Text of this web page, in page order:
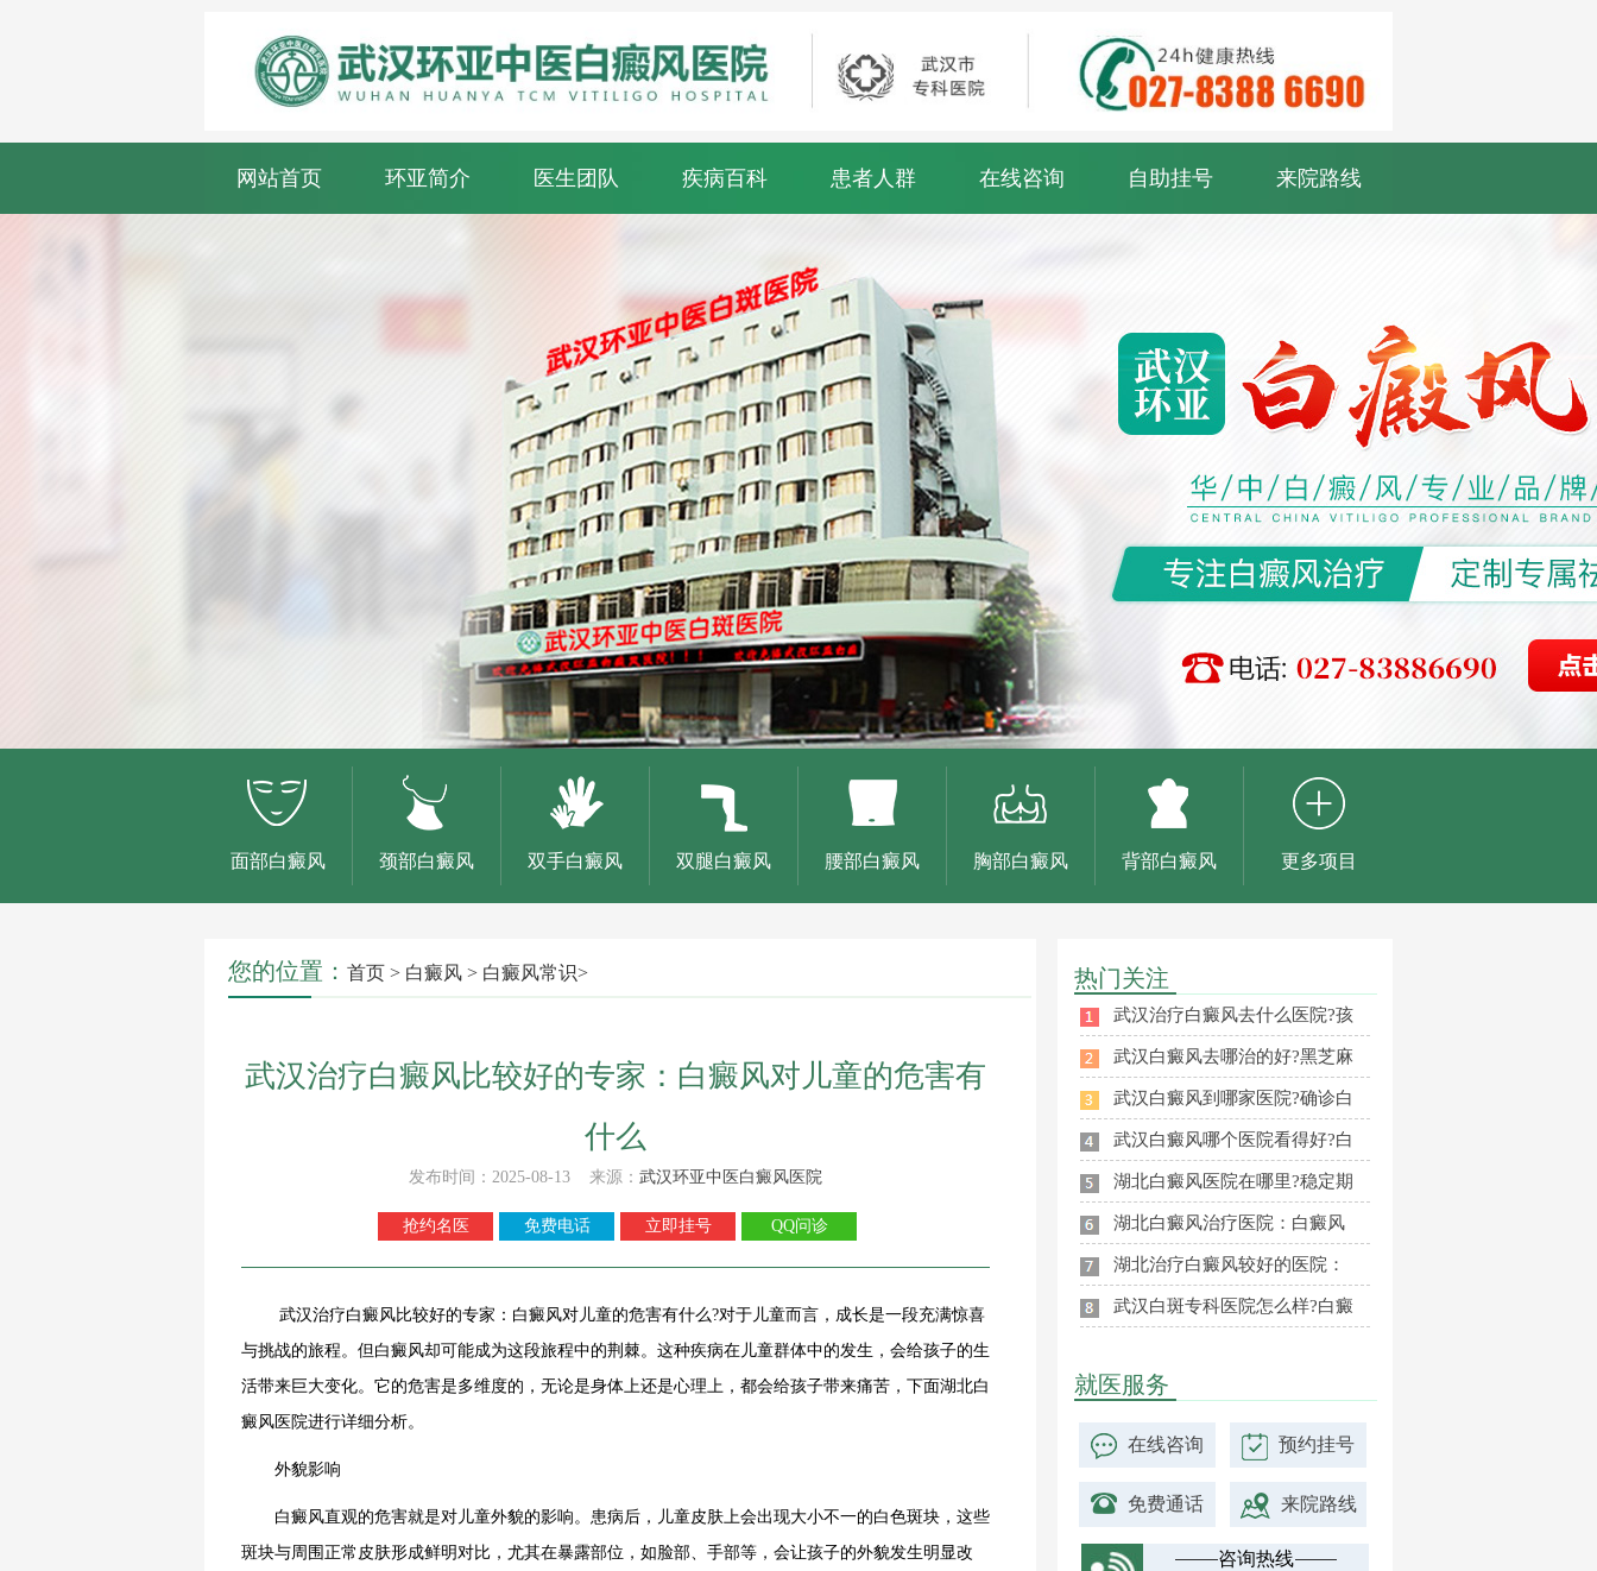
网站首页 环亚简介 医生团队 疾病百科 患者人群 在线咨询 自助挂号 来院路线
面部白癜风 颈部白癜风 双手白癜风 双腿白癜风 腰部白癜风 胸部白癜风 背部白癜风 更多项目
您的位置： 首页 > 白癜风 > 白癜风常识>
武汉治疗白癜风比较好的专家：白癜风对儿童的危害有
什么
发布时间：2025-08-13 来源： 武汉环亚中医白癜风医院
抢约名医 免费电话 立即挂号 QQ问诊
武汉治疗白癜风比较好的专家：白癜风对儿童的危害有什么?对于儿童而言，成长是一段充满惊喜
与挑战的旅程。但白癜风却可能成为这段旅程中的荆棘。这种疾病在儿童群体中的发生，会给孩子的生
活带来巨大变化。它的危害是多维度的，无论是身体上还是心理上，都会给孩子带来痛苦，下面湖北白
癜风医院进行详细分析。
外貌影响
白癜风直观的危害就是对儿童外貌的影响。患病后，儿童皮肤上会出现大小不一的白色斑块，这些
斑块与周围正常皮肤形成鲜明对比，尤其在暴露部位，如脸部、手部等，会让孩子的外貌发生明显改
热门关注
武汉治疗白癜风去什么医院?孩
武汉白癜风去哪治的好?黑芝麻
武汉白癜风到哪家医院?确诊白
武汉白癜风哪个医院看得好?白
湖北白癜风医院在哪里?稳定期
湖北白癜风治疗医院：白癜风
湖北治疗白癜风较好的医院：
武汉白斑专科医院怎么样?白癜
就医服务
在线咨询 预约挂号
免费通话 来院路线
咨询热线